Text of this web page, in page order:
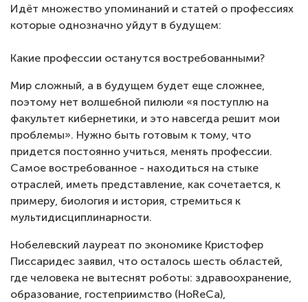
Идёт множество упоминаний и статей о профессиях
которые однозначно уйдут в будущем:
Какие профессии останутся востребованными?
Мир сложный, а в будущем будет еще сложнее,
поэтому нет волшебной пилюли «я поступлю на
факультет кибернетики, и это навсегда решит мои
проблемы». Нужно быть готовым к тому, что
придется постоянно учиться, менять профессии.
Самое востребованное - находиться на стыке
отраслей, иметь представление, как сочетается, к
примеру, биология и история, стремиться к
мультидисциплинарности.
Нобелевский лауреат по экономике Кристофер
Писсаридес заявил, что осталось шесть областей,
где человека не вытеснят роботы: здравоохранение,
образование, гостеприимство (HoReCa),